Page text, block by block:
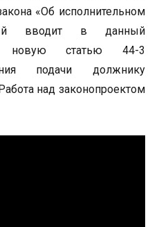
«Об исполнительном
вводит в данный
новую статью 44-3
подачи должнику
над законопроектом